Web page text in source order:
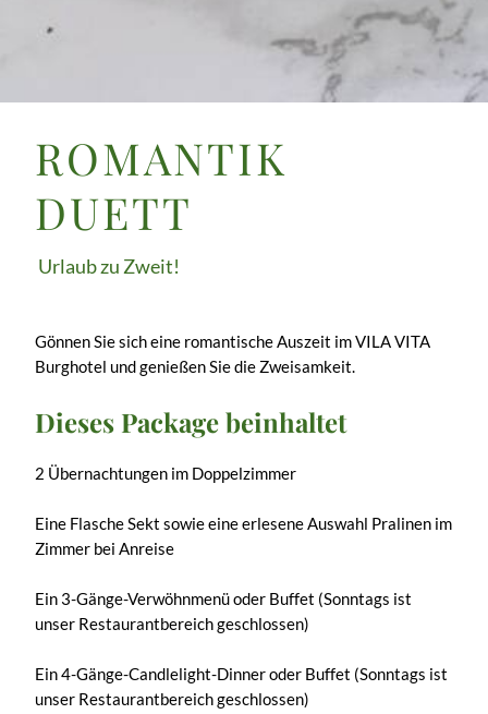
ROMANTIK
DUETT
Urlaub zu Zweit!
Gönnen Sie sich eine romantische Auszeit im VILA VITA
Burghotel und genießen Sie die Zweisamkeit.
Dieses Package beinhaltet
2 Übernachtungen im Doppelzimmer
Eine Flasche Sekt sowie eine erlesene Auswahl Pralinen im
Zimmer bei Anreise
Ein 3-Gänge-Verwöhnmenü oder Buffet (Sonntags ist
unser Restaurantbereich geschlossen)
Ein 4-Gänge-Candlelight-Dinner oder Buffet (Sonntags ist
unser Restaurantbereich geschlossen)